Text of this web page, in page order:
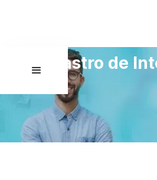
Cadastro de